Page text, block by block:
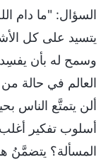
السؤال: "ما دام
يتسيد على كل
وسمح له بأن
العالم في حالة
ألن يتمتَّع الناس
أسلوب تفكير
المسألة؟ يتضمَّنُ